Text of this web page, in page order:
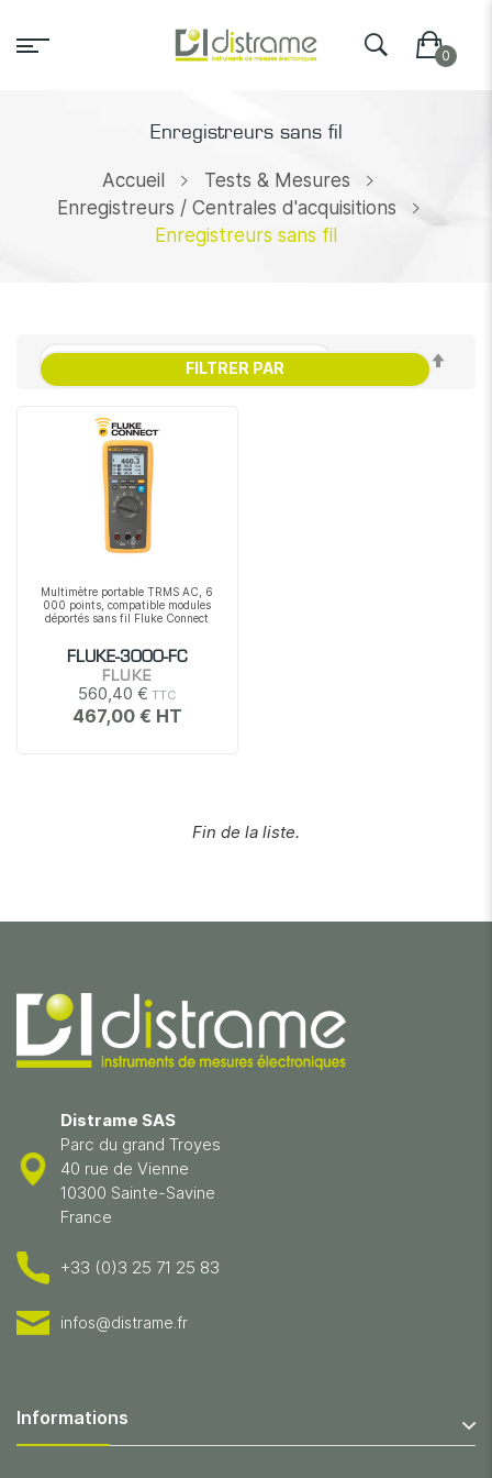
Enregistreurs sans fil
Accueil
Tests & Mesures
Enregistreurs / Centrales d'acquisitions
Enregistreurs sans fil
Multimètre portable TRMS AC, 6
000 points, compatible modules
déportés sans fil Fluke Connect
FLUKE-3000-FC
FLUKE
560,40 €
467,00 €
Fin de la liste.
FILTRER PAR
Distrame SAS
Parc du grand Troyes
40 rue de Vienne
10300 Sainte-Savine
France
+33 (0)3 25 71 25 83
infos@distrame.fr
Informations